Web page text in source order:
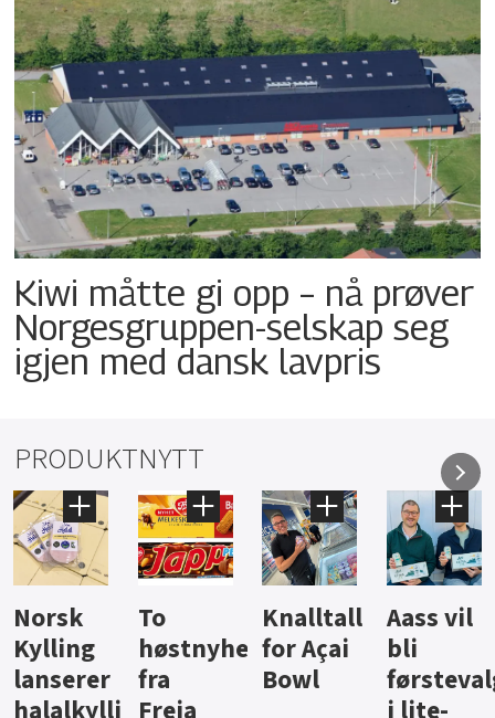
Kiwi måtte gi opp – nå prøver
Norgesgruppen-selskap seg
igjen med dansk lavpris
PRODUKTNYTT
Knalltall
for Açai
Bowl
Aass vil
bli
førstevalg
Brus og
jus fra
Berentsen
Hard
iste fra
Hansa